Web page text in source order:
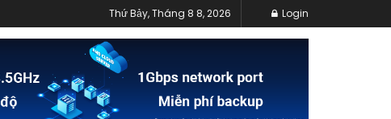
Thứ Bảy, Tháng 8 8, 2026 Login